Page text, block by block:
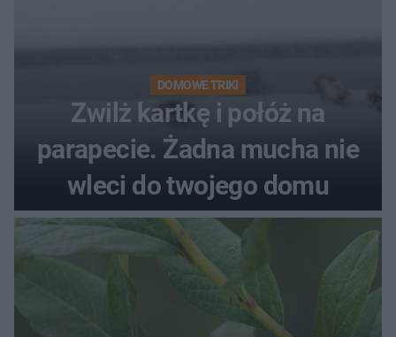
DOMOWE TRIKI
Zwilż kartkę i połóż na
parapecie. Żadna mucha nie
wleci do twojego domu